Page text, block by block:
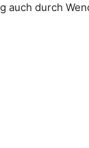
auch durch